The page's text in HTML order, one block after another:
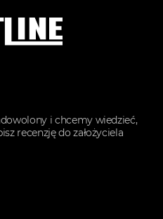
i chcemy wiedzieć,
recenzję do założyciela